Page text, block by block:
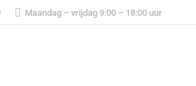
Maandag – vrijdag 9:00 – 18:00 uur